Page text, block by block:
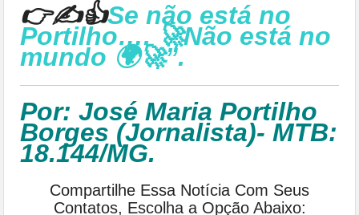
👉✍👍Se não está no
Portilho…. 🚀Não está no
mundo 🌍🚀”.
Por: José Maria Portilho
Borges (Jornalista)- MTB:
18.144/MG.
Compartilhe Essa Notícia Com Seus
Contatos, Escolha a Opção Abaixo: